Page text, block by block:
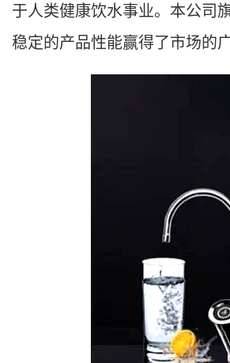
于人类健康饮水事业。本公司
稳定的产品性能赢得了市场的